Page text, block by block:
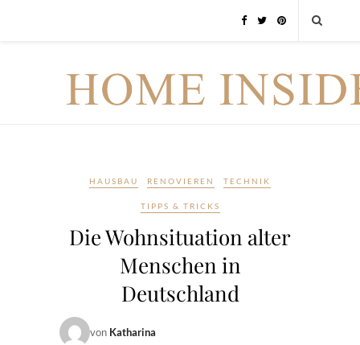
HAUSBAU RENOVIEREN TECHNIK
TIPPS & TRICKS
Die Wohnsituation alter
Menschen in
Deutschland
von Katharina